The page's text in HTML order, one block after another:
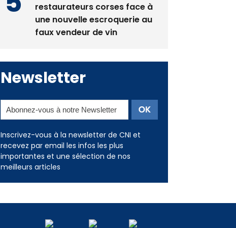
restaurateurs corses face à
une nouvelle escroquerie au
faux vendeur de vin
Newsletter
Inscrivez-vous à la newsletter de CNI et
recevez par email les infos les plus
importantes et une sélection de nos
meilleurs articles